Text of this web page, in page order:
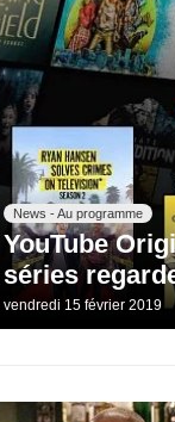
News - Au programme
YouTube
séries
vendredi 15 février 2019